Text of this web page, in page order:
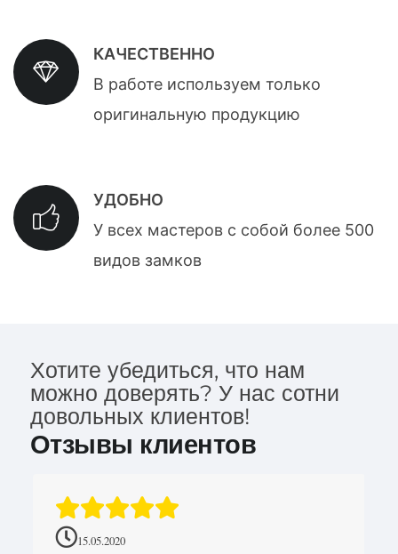
КАЧЕСТВЕННО
В работе используем только
оригинальную продукцию
УДОБНО
У всех мастеров с собой более 500
видов замков
Хотите убедиться, что нам
можно доверять? У нас сотни
довольных клиентов!
Отзывы клиентов
15.05.2020